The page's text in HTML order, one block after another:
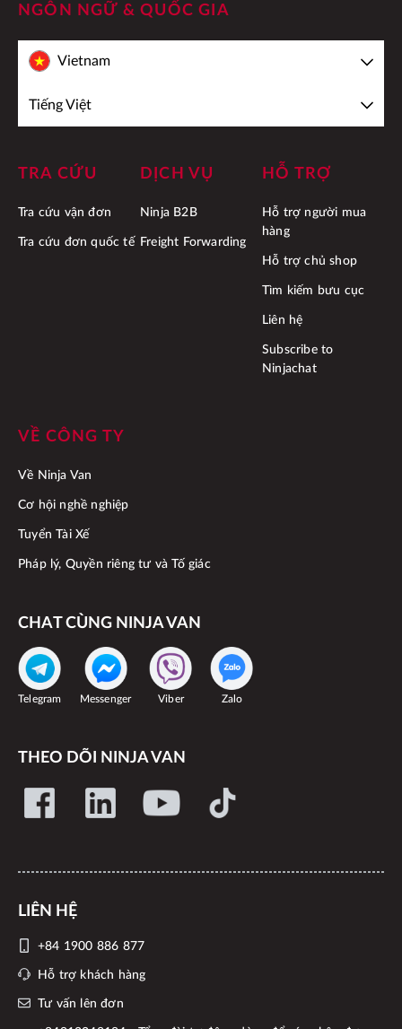
NGÔN NGỮ & QUỐC GIA
Vietnam
Tiếng Việt
TRA CỨU
Tra cứu vận đơn
Tra cứu đơn quốc tế
DỊCH VỤ
Ninja B2B
Freight Forwarding
HỖ TRỢ
Hỗ trợ người mua
hàng
Hỗ trợ chủ shop
Tìm kiếm bưu cục
Liên hệ
Subscribe to
Ninjachat
VỀ CÔNG TY
Về Ninja Van
Cơ hội nghề nghiệp
Tuyển Tài Xế
Pháp lý, Quyền riêng tư và Tố giác
CHAT CÙNG NINJA VAN
Telegram Messenger Viber Zalo
THEO DÕI NINJA VAN
LIÊN HỆ
+84 1900 886 877
Hỗ trợ khách hàng
Tư vấn lên đơn